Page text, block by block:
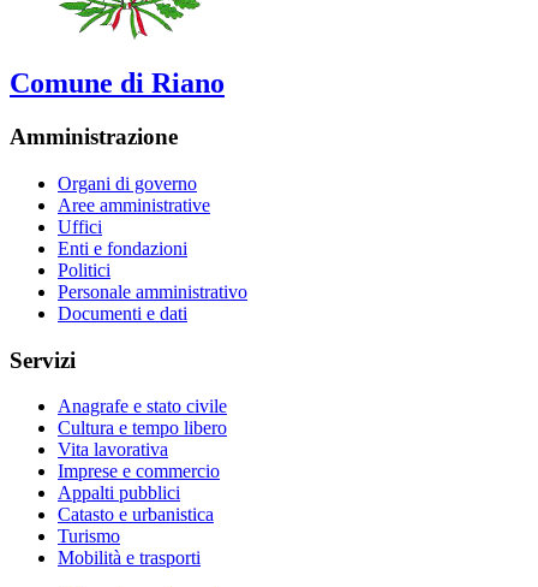
Comune di Riano
Amministrazione
Organi di governo
Aree amministrative
Uffici
Enti e fondazioni
Politici
Personale amministrativo
Documenti e dati
Servizi
Anagrafe e stato civile
Cultura e tempo libero
Vita lavorativa
Imprese e commercio
Appalti pubblici
Catasto e urbanistica
Turismo
Mobilità e trasporti